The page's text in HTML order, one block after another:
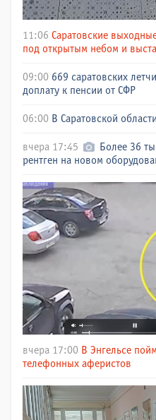
11:06 Саратовские
под открытым небом и
09:00 669 саратовских
доплату к пенсии от СФР
06:00 В Саратовской
вчера 17:45
Более 36
рентген на новом
вчера 17:00 В Энгельсе
телефонных аферистов